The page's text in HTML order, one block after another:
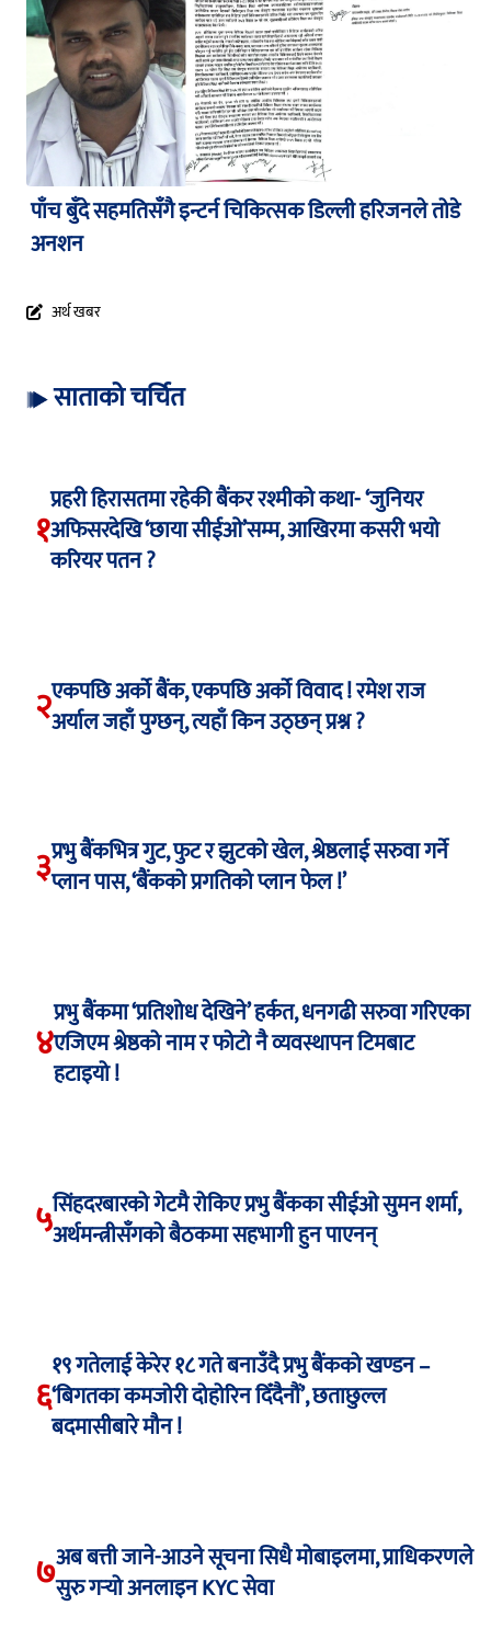
पाँच बुँदे सहमतिसँगै इन्टर्न चिकित्सक डिल्ली हरिजनले तोडे
अनशन
अर्थ खबर
साताको चर्चित
१
प्रहरी हिरासतमा रहेकी बैंकर रश्मीको कथा- ‘जुनियर
अफिसरदेखि ‘छाया सीईओ’सम्म, आखिरमा कसरी भयो
करियर पतन ?
२एकपछि अर्को बैंक, एकपछि अर्को विवाद ! रमेश राज
अर्याल जहाँ पुग्छन्, त्यहाँ किन उठ्छन् प्रश्न ?
३प्रभु बैंकभित्र गुट, फुट र झुटको खेल, श्रेष्ठलाई सरुवा गर्ने
प्लान पास, ‘बैंकको प्रगतिको प्लान फेल !’
४
प्रभु बैंकमा ‘प्रतिशोध देखिने’ हर्कत, धनगढी सरुवा गरिएका
एजिएम श्रेष्ठको नाम र फोटो नै व्यवस्थापन टिमबाट
हटाइयो !
५सिंहदरबारको गेटमै रोकिए प्रभु बैंकका सीईओ सुमन शर्मा,
अर्थमन्त्रीसँगको बैठकमा सहभागी हुन पाएनन्
६
१९ गतेलाई केरेर १८ गते बनाउँदै प्रभु बैंकको खण्डन –
‘बिगतका कमजोरी दोहोरिन दिँदैनौं’, छताछुल्ल
बदमासीबारे मौन !
७अब बत्ती जाने-आउने सूचना सिधै मोबाइलमा, प्राधिकरणले
सुरु गर्‍यो अनलाइन KYC सेवा